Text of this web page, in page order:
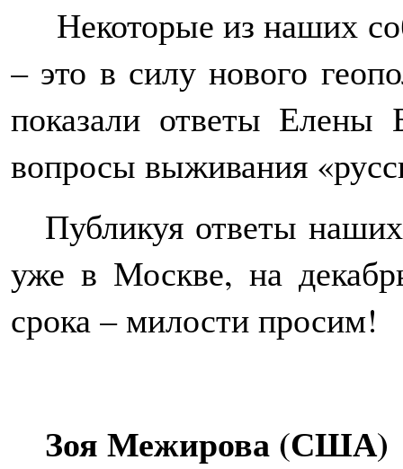
Некоторые из наших
– это в силу нового
показали ответы Елены
вопросы выживания
Публикуя ответы
уже в Москве, на
срока – милости просим!
Зоя Межирова (США)